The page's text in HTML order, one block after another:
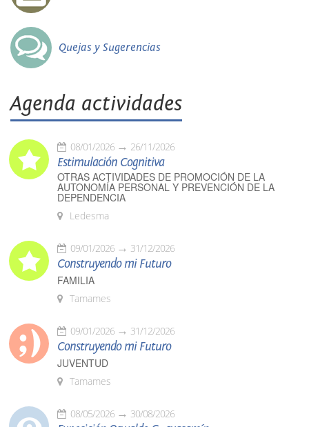
Quejas y Sugerencias
Agenda actividades
08/01/2026 26/11/2026
Estimulación Cognitiva
OTRAS ACTIVIDADES DE PROMOCIÓN DE LA
AUTONOMÍA PERSONAL Y PREVENCIÓN DE LA
DEPENDENCIA
Ledesma
09/01/2026 31/12/2026
Construyendo mi Futuro
FAMILIA
Tamames
09/01/2026 31/12/2026
Construyendo mi Futuro
JUVENTUD
Tamames
08/05/2026 30/08/2026